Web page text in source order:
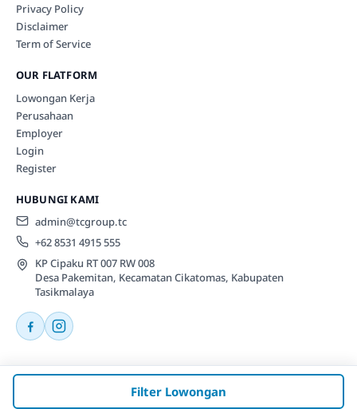
Filter Lowongan
Privacy Policy
Disclaimer
Term of Service
OUR FLATFORM
Lowongan Kerja
Perusahaan
Employer
Login
Register
HUBUNGI KAMI
admin@tcgroup.tc
+62 8531 4915 555
KP Cipaku RT 007 RW 008
Desa Pakemitan, Kecamatan Cikatomas, Kabupaten
Tasikmalaya
© 2026 Tcgroup.tc All rights reserved.